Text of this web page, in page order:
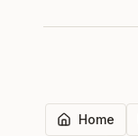
Home